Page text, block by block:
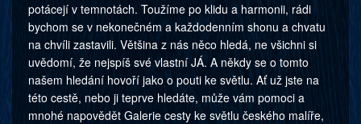
potácejí v temnotách. Toužíme po klidu a harmonii, rádi
bychom se v nekonečném a každodenním shonu a chvatu
na chvíli zastavili. Většina z nás něco hledá, ne všichni si
uvědomí, že nejspíš své vlastní JÁ. A někdy se o tomto
našem hledání hovoří jako o pouti ke světlu. Ať už jste na
této cestě, nebo ji teprve hledáte, může vám pomoci a
mnohé napovědět Galerie cesty ke světlu českého malíře,